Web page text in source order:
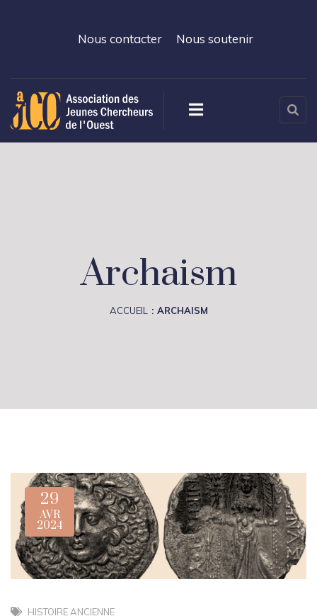
Nous contacter Nous soutenir
Archaism
ACCUEIL ARCHAISM
29
AVR
2024
HISTOIRE ANCIENNE